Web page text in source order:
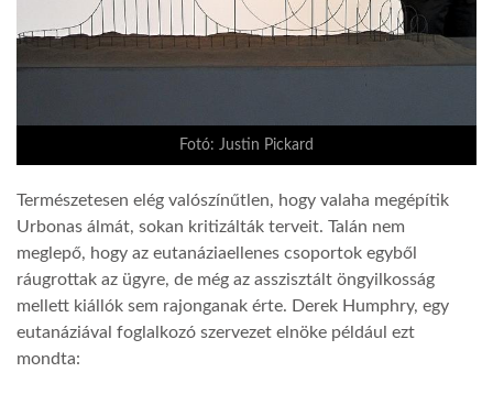
Fotó: Justin Pickard
Természetesen elég valószínűtlen, hogy valaha megépítik
Urbonas álmát, sokan kritizálták terveit. Talán nem
meglepő, hogy az eutanáziaellenes csoportok egyből
ráugrottak az ügyre, de még az asszisztált öngyilkosság
mellett kiállók sem rajonganak érte. Derek Humphry, egy
eutanáziával foglalkozó szervezet elnöke például ezt
mondta: